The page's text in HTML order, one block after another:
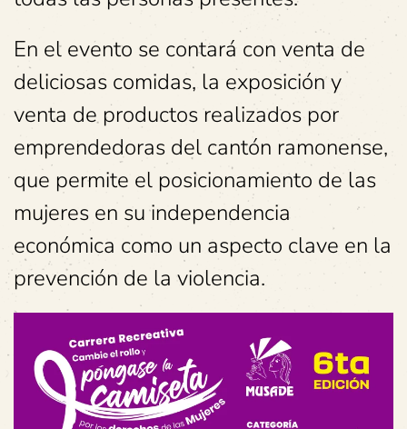
En el evento se contará con venta de
deliciosas comidas, la exposición y
venta de productos realizados por
emprendedoras del cantón ramonense,
que permite el posicionamiento de las
mujeres en su independencia
económica como un aspecto clave en la
prevención de la violencia.